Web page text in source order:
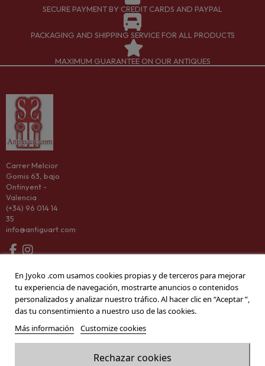
SECURE PAYMENT BY CREDIT CARDS AND PAYPAL
PACKAGING AND SHIPPING SERVICE FOR ALL PRODUCTS
MAXIMUM GUARANTEE ON OUR ANTIQUES
Information
Carrer Melcior
Gomis 63, bajo
Ontinyent -
Valencia
(+34) 96 014 14
35
info@antiguart.com
En Jyoko .com usamos cookies propias y de terceros para mejorar
tu experiencia de navegación, mostrarte anuncios o contenidos
personalizados y analizar nuestro tráfico. Al hacer clic en “Aceptar ”,
das tu consentimiento a nuestro uso de las cookies.
Más información
Customize cookies
Rechazar cookies